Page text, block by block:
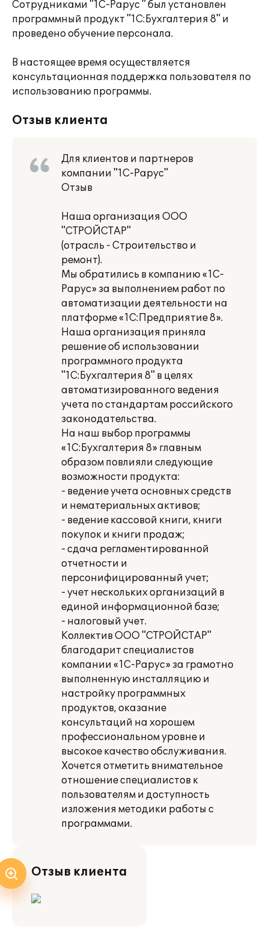
Сотрудниками "1С-Рарус " был установлен
программный продукт "1С:Бухгалтерия 8" и
проведено обучение персонала.
В настоящее время осуществляется
консультационная поддержка пользователя по
использованию программы.
Отзыв клиента
Для клиентов и партнеров
компании "1С-Рарус"
Отзыв
Наша организация ООО
"СТРОЙСТАР"
(отрасль - Строительство и
ремонт).
Мы обратились в компанию «1С-
Рарус» за выполнением работ по
автоматизации деятельности на
платформе «1С:Предприятие 8».
Наша организация приняла
решение об использовании
программного продукта
"1C:Бухгалтерия 8" в целях
автоматизированного ведения
учета по стандартам российского
законодательства.
На наш выбор программы
«1С:Бухгалтерия 8» главным
образом повлияли следующие
возможности продукта:
- ведение учета основных средств
и нематериальных активов;
- ведение кассовой книги, книги
покупок и книги продаж;
- сдача регламентированной
отчетности и
персонифицированный учет;
- учет нескольких организаций в
единой информационной базе;
- налоговый учет.
Коллектив ООО "СТРОЙСТАР"
благодарит специалистов
компании «1С-Рарус» за грамотно
выполненную инсталляцию и
настройку программных
продуктов, оказание
консультаций на хорошем
профессиональном уровне и
высокое качество обслуживания.
Хочется отметить внимательное
отношение специалистов к
пользователям и доступность
изложения методики работы с
программами.
Отзыв клиента